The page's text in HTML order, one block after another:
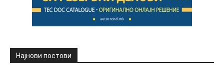
Најнови постови